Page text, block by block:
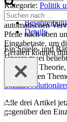
Suchen
nach …
automatischen
Pfeile nach oben
Eingabetaste, um
Geräten können
Navigationsmenü
Navigationsmenü
Rätselset
Menge
Kategorie: Politik
Details
Ein Spiele- und
Unsere zwei
politischer
interessanten
Alle drei Artikel
gegenüber den